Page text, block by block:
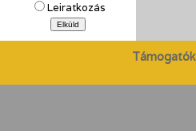
Leiratkozás
Támogatók